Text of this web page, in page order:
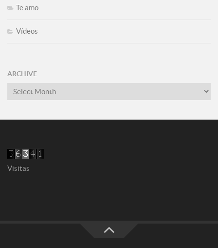
Te amo
Vídeos
ARCHIVE
Archive
Visitas